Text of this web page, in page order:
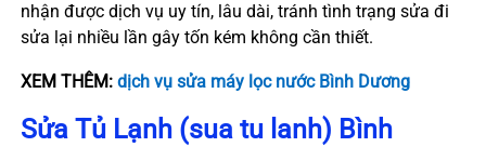
nhận được dịch vụ uy tín, lâu dài, tránh tình trạng sửa đi
sửa lại nhiều lần gây tốn kém không cần thiết.
XEM THÊM: dịch vụ sửa máy lọc nước Bình Dương
Sửa Tủ Lạnh (sua tu lanh) Bình